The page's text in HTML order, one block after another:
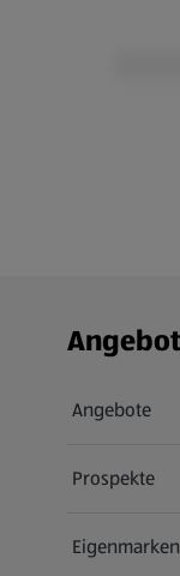
Angebote
Prospekte
Eigenmarken